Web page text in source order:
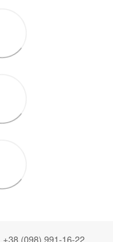
+38 (098) 991-16-22